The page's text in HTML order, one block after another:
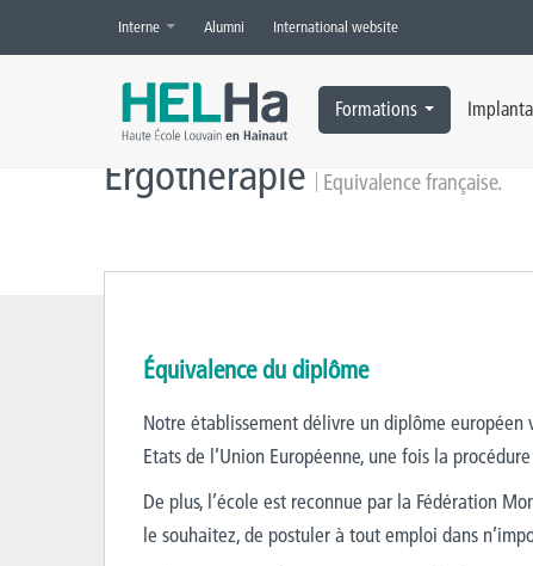
Interne Alumni International website
Formations
Accueil » Ergothérapie Equivalence française
Ergothérapie Equivalence française.
Équivalence du diplôme
Notre établissement délivre un diplôme européen
Etats de l’Union Européenne, une fois la
De plus, l’école est reconnue par la Fédération
le souhaitez, de postuler à tout emploi dans